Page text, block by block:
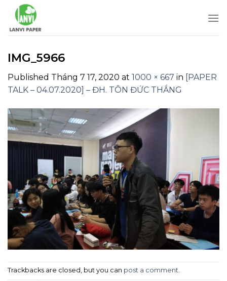
content
IMG_5966
Published Tháng 7 17, 2020 at 1000 × 667 in
[PAPER
TALK – 04.07.2020] – ĐH. TÔN ĐỨC THẮNG
Trackbacks are closed, but you can post a comment.